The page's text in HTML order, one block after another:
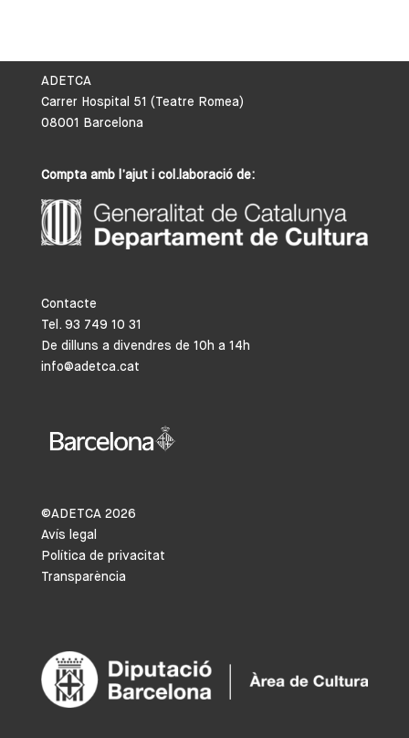
ADETCA
Carrer Hospital 51 (Teatre Romea)
08001 Barcelona
Compta amb l’ajut i col.laboració de:
Contacte
Tel. 93 749 10 31
De dilluns a divendres de 10h a 14h
info@adetca.cat
©ADETCA 2026
Avís legal
Política de privacitat
Transparència